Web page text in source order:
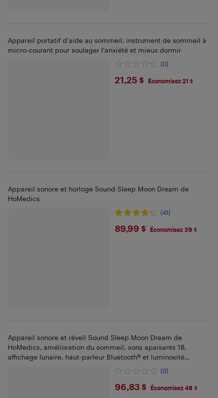
Appareil portatif d'aide au sommeil, instrument de sommeil à
micro-courant pour soulager l'anxiété et mieux dormir
(0)
$21.25
21,25 $ Économisez 21 $
Appareil sonore et horloge Sound Sleep Moon Dream de
HoMedics
(41)
$89.99
89,99 $ Économisez 39 $
Appareil sonore et réveil Sound Sleep Moon Dream de
HoMedics, amélioration du sommeil, sons apaisants 18,
affichage lunaire, haut-parleur Bluetooth® et luminosité
(0)
$96.83
96,83 $ Économisez 48 $